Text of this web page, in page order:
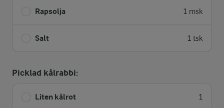
Rapsolja 1 msk
Salt 1 tsk
Picklad kålrabbi:
Liten kålrot 1